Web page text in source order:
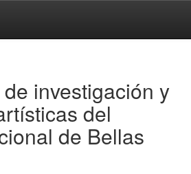
investigación y
del
de Bellas